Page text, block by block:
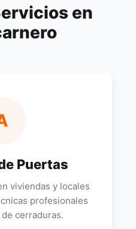
en
Puertas
viviendas y locales
profesionales
cerraduras.